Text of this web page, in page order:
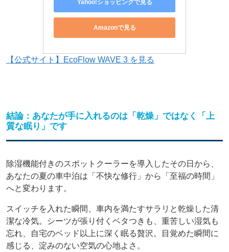
Yahoo!ショッピングで見る
Amazonで見る
【公式サイト】EcoFlow WAVE 3 を見る
結論：あなたが手に入れるのは「乾燥」ではなく「上
質な眠り」です
除湿機能付きのスポットクーラーを導入したその日から、
あなたの夏の車中泊は「不快な修行」から「至福の時間」
へと変わります。
スイッチを入れた瞬間、車内を満たすサラリと乾燥した清
潔な冷気。シーツが張り付くベタつきも、重苦しい湿気も
忘れ、自宅のベッド以上に深く眠る贅沢。目覚めた瞬間に
感じる、淀みのない空気の心地よさ。